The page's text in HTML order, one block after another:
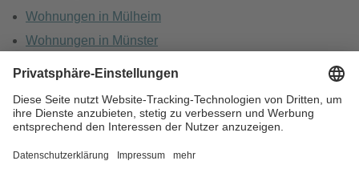
Wohnungen in Mülheim
Wohnungen in Münster
HOME KARRIERE